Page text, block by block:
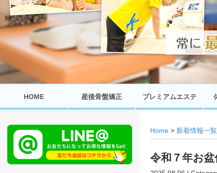
HOME 産後骨盤矯正 プレミアムエステ
Home > 新着情報一覧
令和７年お